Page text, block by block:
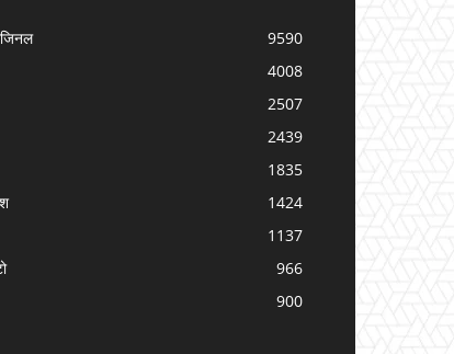
9590
4008
2507
2439
1835
1424
1137
966
900